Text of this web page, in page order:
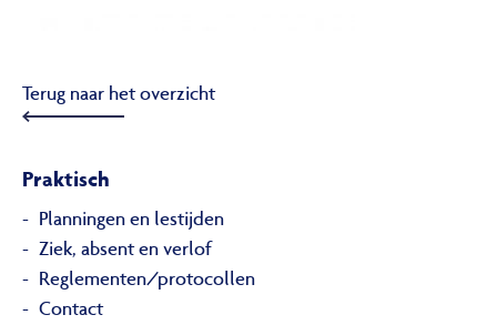
Terug naar het overzicht
Praktisch
Planningen en lestijden
Ziek, absent en verlof
Reglementen/protocollen
Contact